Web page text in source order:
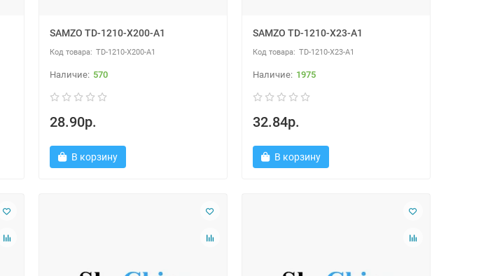
SAMZO TD-1210-X200-A1
TD-1210-X200-A1
570
28.90р.
В корзину
SAMZO TD-1210-X23-A1
TD-1210-X23-A1
1975
32.84р.
В корзину